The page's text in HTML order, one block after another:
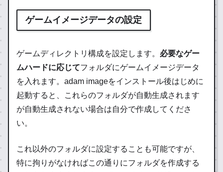
ゲームイメージデータの設定
ゲームディレクトリ構成を設定します。 必要なゲー
ムハードに応じてフォルダにゲームイメージデータ
を入れます。adam imageをインストール後はじめに
起動すると、これらのフォルダが自動生成されます
が自動生成されない場合は自分で作成してくださ
い。
これ以外のフォルダに設定することも可能ですが、
特に拘りがなければこの通りにフォルダを作成する